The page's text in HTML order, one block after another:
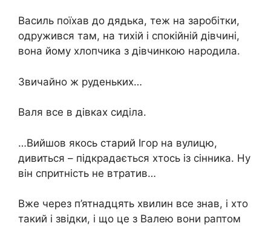
Василь поїхав до дядька, теж на заробітки,
одружився там, на тихій і спокійній дівчині,
вона йому хлопчика з дівчинкою народила.
Звичайно ж руденьких…
Валя все в дівках сиділа.
…Вийшов якось старий Ігор на вулицю,
дивиться – підкрадається хтось із сінника. Ну
він спритність не втратив…
Вже через п’ятнадцять хвилин все знав, і хто
такий і звідки, і що це з Валею вони раптом